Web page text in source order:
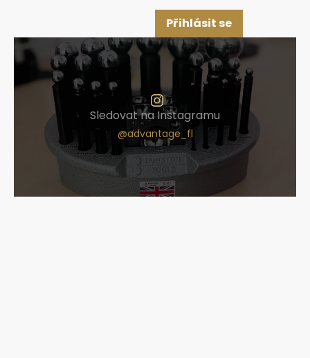
Přihlásit se
Sledovat na Instagramu